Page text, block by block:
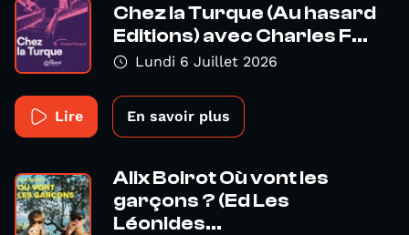
Chez la Turque (Au hasard
Editions) avec Charles F...
Lundi 6 Juillet 2026
Lire En savoir plus
Alix Boirot Où vont les
garçons ? (Ed Les
Léonides...